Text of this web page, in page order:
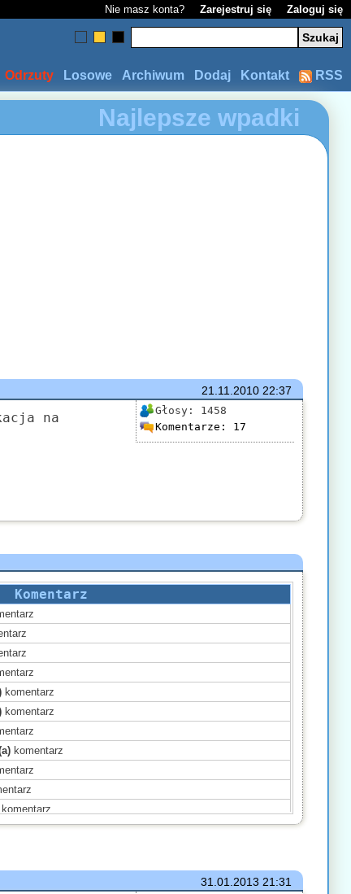
Nie masz konta? Zarejestruj się Zaloguj się
RSS
Kontakt
Dodaj
Archiwum
Losowe
Odrzuty
Najlepsze wpadki
21.11.201022:37
Głosy: 1458
Komentarze: 17
na
Komentarz
komentarz
komentarz
komentarz
komentarz
komentarz 31.01.2013 21:31